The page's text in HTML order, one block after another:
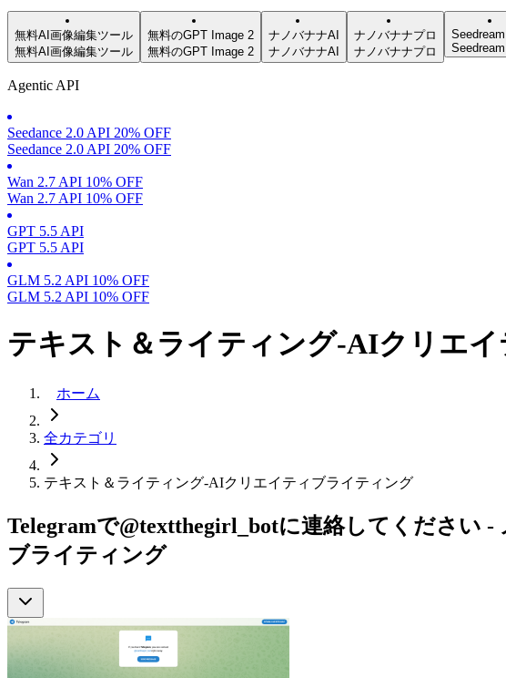
無料AI画像編集ツール
無料AI画像編集ツール
無料のGPT Image 2
無料のGPT Image 2
ナノバナナAI
ナノバナナAI
ナノバナナプロ
ナノバナナプロ
Agentic API
Seedance 2.0 API 20% OFF
Seedance 2.0 API 20% OFF
Wan 2.7 API 10% OFF
Wan 2.7 API 10% OFF
GPT 5.5 API
GPT 5.5 API
GLM 5.2 API 10% OFF
GLM 5.2 API 10% OFF
テキスト＆ライティング-AIクリエ
ホーム
全カテゴリ
テキスト＆ライティング-AIクリエイティブライティング
Telegramで@textthegirl_botに連絡してください
ブライティング